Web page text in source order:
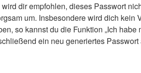
dir empfohlen, dieses Passwort
um. Insbesondere wird dich kein
so kannst du die Funktion „Ich
ein neu generiertes